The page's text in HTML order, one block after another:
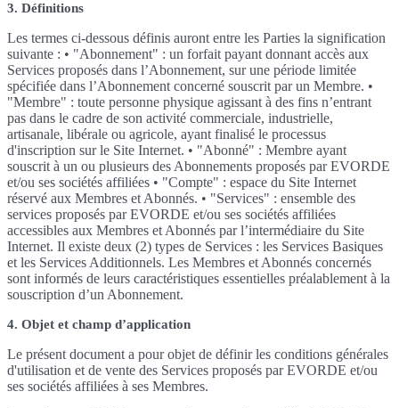
3. Définitions
Les termes ci-dessous définis auront entre les Parties la signification
suivante : • "Abonnement" : un forfait payant donnant accès aux
Services proposés dans l’Abonnement, sur une période limitée
spécifiée dans l’Abonnement concerné souscrit par un Membre. •
"Membre" : toute personne physique agissant à des fins n’entrant
pas dans le cadre de son activité commerciale, industrielle,
artisanale, libérale ou agricole, ayant finalisé le processus
d'inscription sur le Site Internet. • "Abonné" : Membre ayant
souscrit à un ou plusieurs des Abonnements proposés par EVORDE
et/ou ses sociétés affiliées • "Compte" : espace du Site Internet
réservé aux Membres et Abonnés. • "Services" : ensemble des
services proposés par EVORDE et/ou ses sociétés affiliées
accessibles aux Membres et Abonnés par l’intermédiaire du Site
Internet. Il existe deux (2) types de Services : les Services Basiques
et les Services Additionnels. Les Membres et Abonnés concernés
sont informés de leurs caractéristiques essentielles préalablement à la
souscription d’un Abonnement.
4. Objet et champ d’application
Le présent document a pour objet de définir les conditions générales
d'utilisation et de vente des Services proposés par EVORDE et/ou
ses sociétés affiliées à ses Membres.